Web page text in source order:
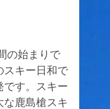
スキー日和で
です。スキー
鹿島槍スキ